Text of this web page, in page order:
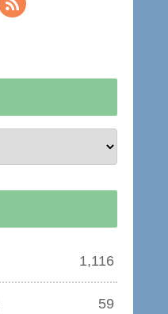
1,116
59